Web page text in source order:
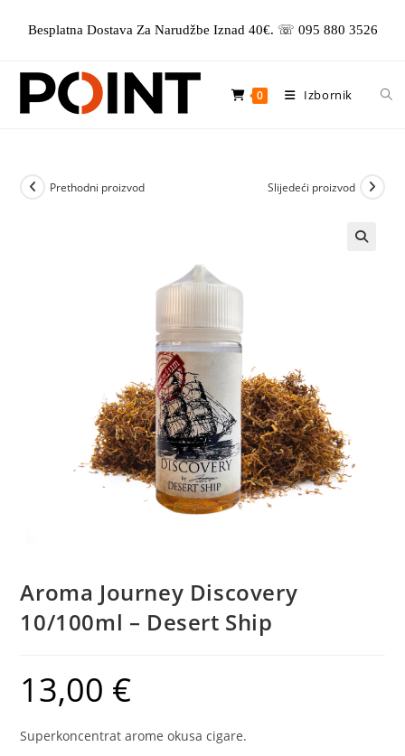
Besplatna Dostava Za Narudžbe Iznad 40€. ☏ 095 880 3526
0 Izbornik
Prethodni proizvod Slijedeći proizvod
Aroma Journey Discovery
10/100ml – Desert Ship
13,00 €
Superkoncentrat arome okusa cigare.